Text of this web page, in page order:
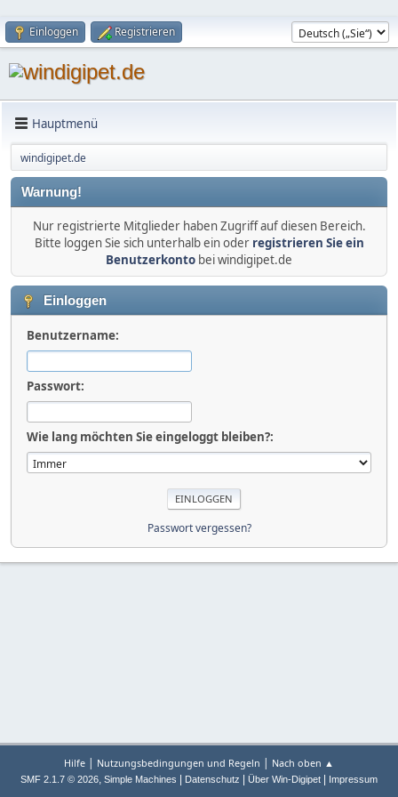
Einloggen Registrieren
Hauptmenü
windigipet.de
Warnung!
Nur registrierte Mitglieder haben Zugriff auf diesen Bereich.
Bitte loggen Sie sich unterhalb ein oder registrieren Sie ein
Benutzerkonto bei windigipet.de
Einloggen
Benutzername:
Passwort:
Wie lang möchten Sie eingeloggt bleiben?:
Passwort vergessen?
Hilfe | Nutzungsbedingungen und Regeln | Nach oben ▲
SMF 2.1.7 © 2026, Simple Machines Datenschutz Über Win-Digipet Impressum